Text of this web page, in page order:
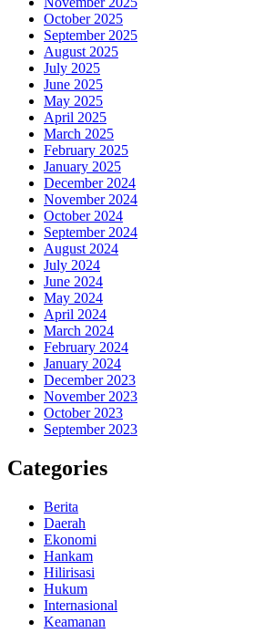
October 2025
September 2025
August 2025
July 2025
June 2025
May 2025
April 2025
March 2025
February 2025
January 2025
December 2024
November 2024
October 2024
September 2024
August 2024
July 2024
June 2024
May 2024
April 2024
March 2024
February 2024
January 2024
December 2023
November 2023
October 2023
September 2023
Categories
Berita
Daerah
Ekonomi
Hankam
Hilirisasi
Hukum
Internasional
Keamanan